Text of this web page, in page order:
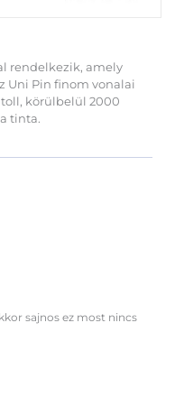
rendelkezik, amely
Uni Pin finom vonalai
körülbelül 2000
tinta.
sajnos ez most nincs